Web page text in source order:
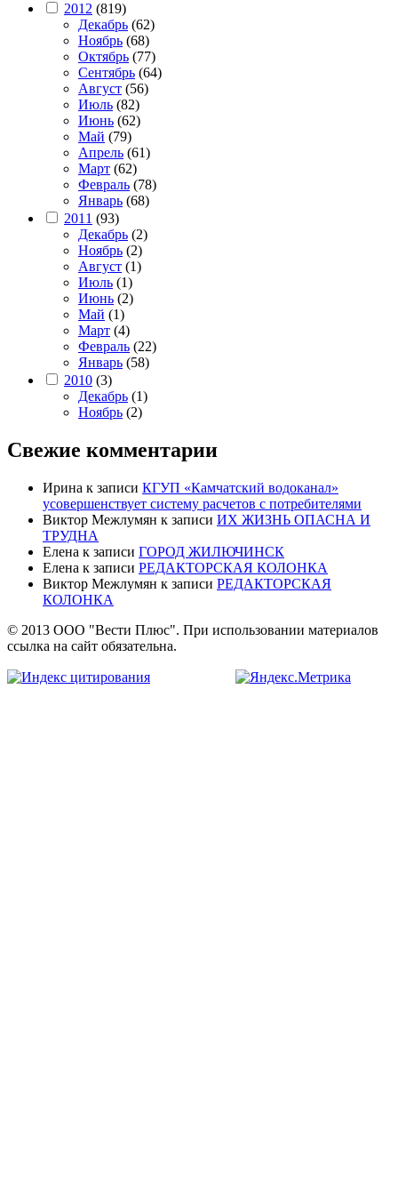
2012 (819)
Декабрь (62)
Ноябрь (68)
Октябрь (77)
Сентябрь (64)
Август (56)
Июль (82)
Июнь (62)
Май (79)
Апрель (61)
Март (62)
Февраль (78)
Январь (68)
2011 (93)
Декабрь (2)
Ноябрь (2)
Август (1)
Июль (1)
Июнь (2)
Май (1)
Март (4)
Февраль (22)
Январь (58)
2010 (3)
Декабрь (1)
Ноябрь (2)
Свежие комментарии
Ирина к записи КГУП «Камчатский водоканал»
усовершенствует систему расчетов с потребителями
Виктор Межлумян к записи ИХ ЖИЗНЬ ОПАСНА И
ТРУДНА
Елена к записи ГОРОД ЖИЛЮЧИНСК
Елена к записи РЕДАКТОРСКАЯ КОЛОНКА
Виктор Межлумян к записи РЕДАКТОРСКАЯ
КОЛОНКА
© 2013 ООО "Вести Плюс". При использовании материалов
ссылка на сайт обязательна.